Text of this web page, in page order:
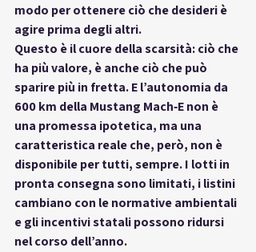
modo per ottenere ciò che desideri è
agire prima degli altri.
Questo è il cuore della scarsità: ciò che
ha più valore, è anche ciò che può
sparire più in fretta. E l’autonomia da
600 km della Mustang Mach‑E non è
una promessa ipotetica, ma una
caratteristica reale che, però, non è
disponibile per tutti, sempre. I lotti in
pronta consegna sono limitati, i listini
cambiano con le normative ambientali
e gli incentivi statali possono ridursi
nel corso dell’anno.